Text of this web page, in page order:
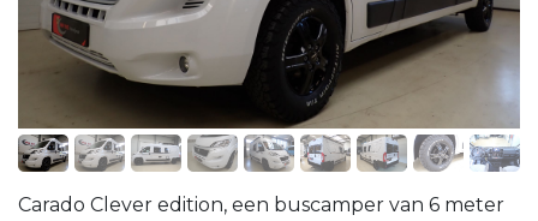
Carado Clever edition, een buscamper van 6 meter